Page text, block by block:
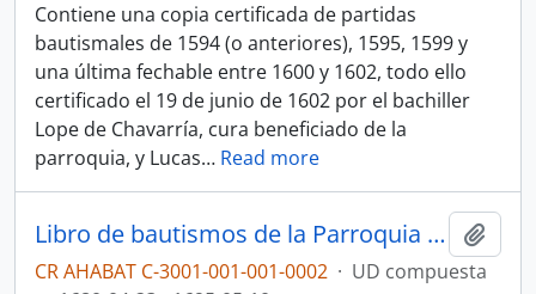
Contiene una copia certificada de partidas
bautismales de 1594 (o anteriores), 1595, 1599 y
una última fechable entre 1600 y 1602, todo ello
certificado el 19 de junio de 1602 por el bachiller
Lope de Chavarría, cura beneficiado de la
parroquia, y Lucas… Read more
Libro de bautismos de la Parroquia Nuestra Señora del Carmen, Cartago, n° 2 (1680-1695)
CR AHABAT C-3001-001-001-0002 · UD compuesta